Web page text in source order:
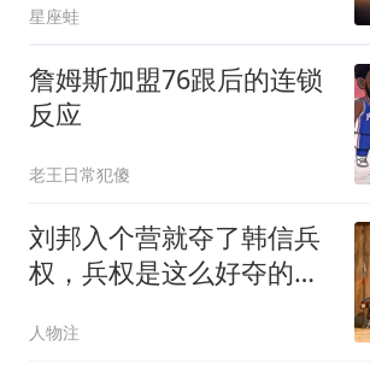
星座蛙
詹姆斯加盟76跟后的连锁
反应
老王日常犯傻
刘邦入个营就夺了韩信兵
权，兵权是这么好夺的
人物注